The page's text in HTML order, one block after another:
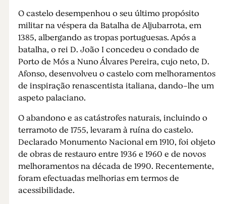
O castelo desempenhou o seu último propósito
militar na véspera da Batalha de Aljubarrota, em
1385, albergando as tropas portuguesas. Após a
batalha, o rei D. João I concedeu o condado de
Porto de Mós a Nuno Álvares Pereira, cujo neto, D.
Afonso, desenvolveu o castelo com melhoramentos
de inspiração renascentista italiana, dando-lhe um
aspeto palaciano.
O abandono e as catástrofes naturais, incluindo o
terramoto de 1755, levaram à ruína do castelo.
Declarado Monumento Nacional em 1910, foi objeto
de obras de restauro entre 1936 e 1960 e de novos
melhoramentos na década de 1990. Recentemente,
foram efectuadas melhorias em termos de
acessibilidade.